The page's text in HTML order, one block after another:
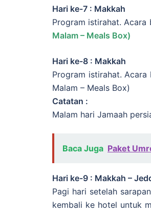
Hari ke-7 : Makkah
Program istirahat. Acara
Malam – Meals Box)
Hari ke-8 : Makkah
Program istirahat. Acara
Malam – Meals Box)
Catatan :
Malam hari Jamaah
Baca Juga Paket
Hari ke-9 : Makkah –
Pagi hari setelah
kembali ke hotel untuk